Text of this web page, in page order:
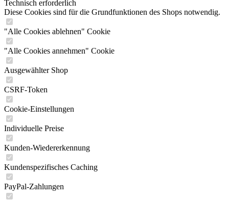
Technisch erforderlich
Diese Cookies sind für die Grundfunktionen des Shops notwendig.
"Alle Cookies ablehnen" Cookie
"Alle Cookies annehmen" Cookie
Ausgewählter Shop
CSRF-Token
Cookie-Einstellungen
Individuelle Preise
Kunden-Wiedererkennung
Kundenspezifisches Caching
PayPal-Zahlungen